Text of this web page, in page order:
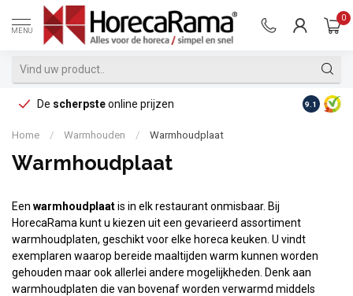
MENU
0
De scherpsteonline prijzen Op
9.1
Home / Warmhouden / Warmhoudplaat
Warmhoudplaat
Een warmhoudplaatis in elk restaurant onmisbaar. Bij
HorecaRama kunt u kiezen uit een gevarieerd assortiment
warmhoudplaten, geschikt voor elke horeca keuken. U vindt
exemplaren waarop bereide maaltijden warm kunnen worden
gehouden maar ook allerlei andere mogelijkheden. Denk aan
warmhoudplaten die van bovenaf worden verwarmd middels